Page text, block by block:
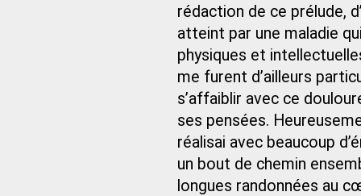
rédaction de ce prélude,
atteint par une maladie
physiques et
me furent d’ailleurs
s’affaiblir avec ce
ses pensées.
réalisai avec beaucoup
un bout de chemin
longues randonnées au